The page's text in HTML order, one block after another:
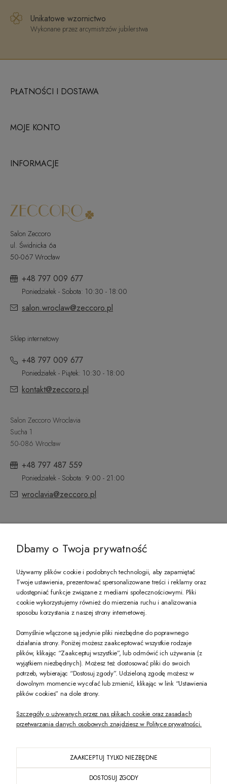
Unikatowe wzornictwo
Wykonane przez arcymistrzów jubilerstwa
PŁATNOŚCI I DOSTAWA
MOJE KONTO
INFORMACJE
Salon Zeccoro
ul. Świdnicka 6a
50-067 Wrocław
+48 797 009 677
Poniedziałek - Sobota: 10:30 - 18:00
salon.wroclaw@zeccoro.pl
Sklep internetowy
+48 797 009 677
Poniedziałek - Piątek: 10:30 - 18:00
kontakt@zeccoro.pl
Salon Zeccoro Wroclavia
Sucha 1
50-086 Wrocław
+48 797 487 559
Poniedziałek - Sobota: 9:00 - 21:00
wroclavia@zeccoro.pl
PREZENT DLA CIEBIE!
-10% na pierwsze zakupy na zeccoro.pl Gdy zapiszesz się do naszego
Twoje dane będą przetwarzane zgodnie z nasząpolityką prywatności
POKAŻ PEŁNĄ WERSJĘ STRONY
Dbamy o Twoja prywatność
Używamy plików cookie i podobnych technologii, aby zapamiętać
Twoje ustawienia, prezentować spersonalizowane treści i reklamy oraz
udostępniać funkcje związane z mediami społecznościowymi. Pliki
cookie wykorzystujemy również do mierzenia ruchu i analizowania
sposobu korzystania z naszej strony internetowej.
Domyślnie włączone są jedynie pliki niezbędne do poprawnego
działania strony. Poniżej możesz zaakceptować wszystkie rodzaje
plików, klikając “Zaakceptuj wszystkie”, lub odmówić ich używania (z
wyjątkiem niezbędnych). Możesz też dostosować pliki do swoich
potrzeb, wybierając “Dostosuj zgody”. Udzieloną zgodę możesz w
dowolnym momencie wycofać lub zmienić, klikając w link “Ustawienia
plików cookies” na dole strony.
Szczegóły o używanych przez nas plikach cookie oraz zasadach
przetwarzania danych osobowych znajdziesz w Polityce prywatności.
ZAAKCEPTUJ TYLKO NIEZBĘDNE
DOSTOSUJ ZGODY